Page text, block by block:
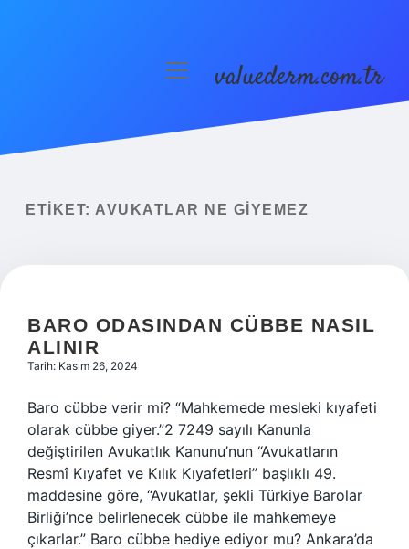
Yasal Uyarı
menüyüvaluederm.com.tr
ETIKET: AVUKATLAR NE GIYEMEZ
BARO ODASINDAN CÜBBE NASIL
ALINIR
Tarih: Kasım 26, 2024
Baro cübbe verir mi? “Mahkemede mesleki kıyafeti
olarak cübbe giyer.”2 7249 sayılı Kanunla
değiştirilen Avukatlık Kanunu’nun “Avukatların
Resmî Kıyafet ve Kılık Kıyafetleri” başlıklı 49.
maddesine göre, “Avukatlar, şekli Türkiye Barolar
Birliği’nce belirlenecek cübbe ile mahkemeye
çıkarlar.” Baro cübbe hediye ediyor mu? Ankara’da